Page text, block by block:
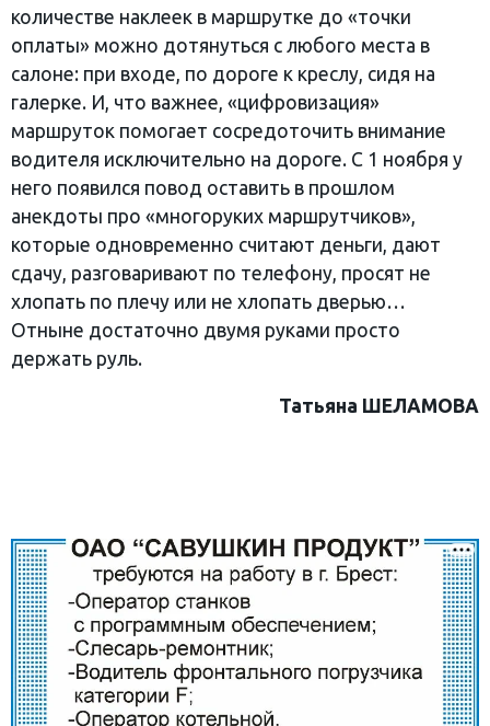
количестве наклеек в маршрутке до «точки
оплаты» можно дотянуться с любого места в
салоне: при входе, по дороге к креслу, сидя на
галерке. И, что важнее, «цифровизация»
маршруток помогает сосредоточить внимание
водителя исключительно на дороге. С 1 ноября у
него появился повод оставить в прошлом
анекдоты про «многоруких маршрутчиков»,
которые одновременно считают деньги, дают
сдачу, разговаривают по телефону, просят не
хлопать по плечу или не хлопать дверью…
Отныне достаточно двумя руками просто
держать руль.
Татьяна ШЕЛАМОВА